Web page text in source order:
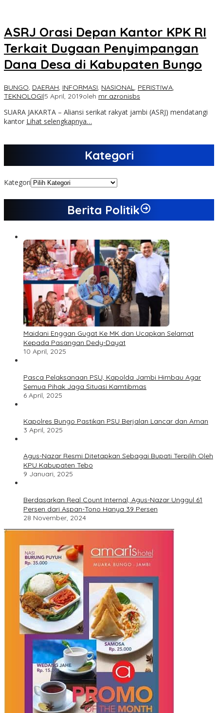
ASRJ Orasi Depan Kantor KPK RI
Terkait Dugaan Penyimpangan
Dana Desa di Kabupaten Bungo
BUNGO, DAERAH, INFORMASI, NASIONAL, PERISTIWA,
TEKNOLOGI|5 April, 2019oleh mr azronisbs
SUARA JAKARTA – Aliansi serikat rakyat jambi (ASRJ) mendatangi
kantor Lihat selengkapnya…
Kategori
Kategori
Berita Politik
Maidani Enggan Gugat Ke MK dan Ucapkan Selamat
Kepada Pasangan Dedy-Dayat
10 April, 2025
Pasca Pelaksanaan PSU, Kapolda Jambi Himbau Agar
Semua Pihak Jaga Situasi Kamtibmas
6 April, 2025
Kapolres Bungo Pastikan PSU Berjalan Lancar dan Aman
3 April, 2025
Agus-Nazar Resmi Ditetapkan Sebagai Bupati Terpilih Oleh
KPU Kabupaten Tebo
9 Januari, 2025
Berdasarkan Real Count Internal, Agus-Nazar Unggul 61
Persen dari Aspan-Tono Hanya 39 Persen
28 November, 2024